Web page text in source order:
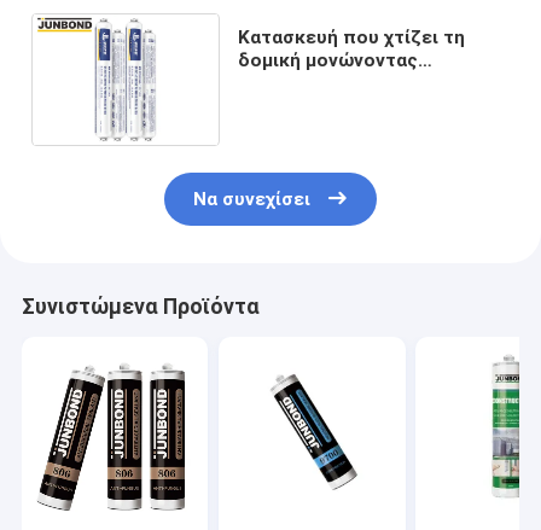
Κατασκευή που χτίζει τη
δομική μονώνοντας
Να συνεχίσει
Συνιστώμενα Προϊόντα